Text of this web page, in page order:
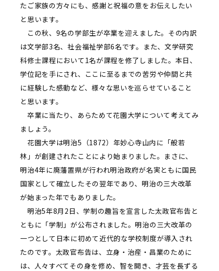
たご家族の方々にも、感謝と祝福の意をお伝えしたい
と思います。
この秋、9名の学部生が卒業を迎えました。その内訳
は文学部3名、社会福祉学部6名です。また、文学研究
科修士課程において1名が課程を修了しました。本日、
学位記を手にされ、ここに至るまでの苦労や仲間と共
に経験した感動など、様々な思いを巡らせていること
と思います。
卒業に当たり、あらためて花園大学について考えてみ
ましょう。
花園大学は明治5（1872）年妙心寺山内に「般若
林」が創建されたことにより始まりました。まさに、
明治4年に廃藩置県が行われ明治政府が名実ともに国民
国家として確立したその翌年であり、明治の三大改革
が始まった年でもありました。
明治5年8月2日、学制の趣旨を宣言した太政官布告と
ともに「学制」が公布されました。明治の三大改革の
一つとして日本に初めて近代的な学校制度が導入され
たのです。太政官布告は、立身・治産・昌業のために
は、人々すべてその身を修め、智を開き、才芸を長ずる